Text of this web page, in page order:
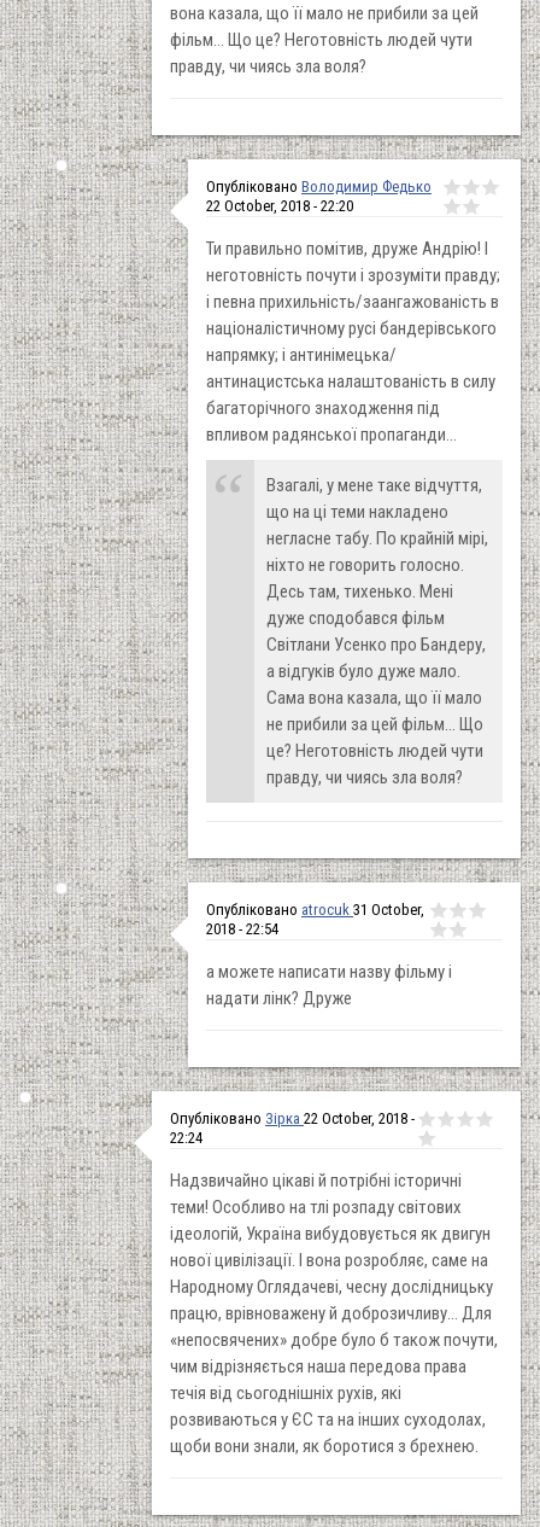
вона казала, що її мало не прибили за цей
фільм... Що це? Неготовність людей чути
правду, чи чиясь зла воля?
Опубліковано Володимир Федько
22 October, 2018 - 22:20
Ти правильно помітив, друже Андрію! І
неготовність почути і зрозуміти правду;
і певна прихильність/заангажованість в
націоналістичному русі бандерівського
напрямку; і антинімецька/
антинацистська налаштованість в силу
багаторічного знаходження під
впливом радянської пропаганди...
Взагалі, у мене таке відчуття,
що на ці теми накладено
негласне табу. По крайній мірі,
ніхто не говорить голосно.
Десь там, тихенько. Мені
дуже сподобався фільм
Світлани Усенко про Бандеру,
а відгуків було дуже мало.
Сама вона казала, що її мало
не прибили за цей фільм... Що
це? Неготовність людей чути
правду, чи чиясь зла воля?
Опубліковано atrocuk 31 October,
2018 - 22:54
а можете написати назву фільму і
надати лінк? Друже
Опубліковано Зірка 22 October, 2018 -
22:24
Надзвичайно цікаві й потрібні історичні
теми! Особливо на тлі розпаду світових
ідеологій, Україна вибудовується як двигун
нової цивілізації. І вона розробляє, саме на
Народному Оглядачеві, чесну дослідницьку
працю, врівноважену й доброзичливу... Для
«непосвячених» добре було б також почути,
чим відрізняється наша передова права
течія від сьогоднішніх рухів, які
розвиваються у ЄС та на інших суходолах,
щоби вони знали, як боротися з брехнею.